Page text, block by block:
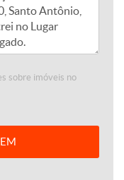
sobre imóveis no